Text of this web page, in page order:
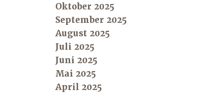
Oktober 2025
September 2025
August 2025
Juli 2025
Juni 2025
Mai 2025
April 2025